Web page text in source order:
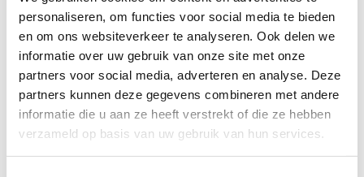
personaliseren, om functies voor social media te bieden
en om ons websiteverkeer te analyseren. Ook delen we
informatie over uw gebruik van onze site met onze
partners voor social media, adverteren en analyse. Deze
partners kunnen deze gegevens combineren met andere
informatie die u aan ze heeft verstrekt of die ze hebben
verzameld op basis van uw gebruik van hun services.
duurzame resultaten bereiken.”
De Raad van Commissarissen spreekt daarnaast haar
waardering uit voor Ronald Leushuis, die de afgelopen
periode als interim directeur-bestuurder leiding heeft